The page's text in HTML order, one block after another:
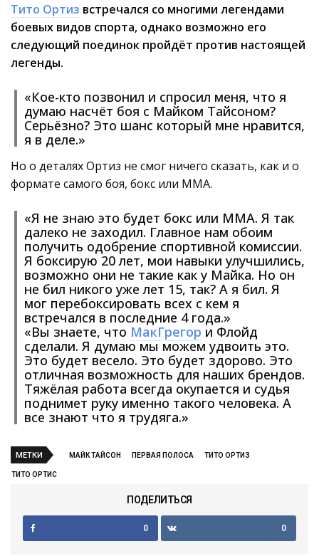
Тито Ортиз встречался со многими легендами
боевых видов спорта, однако возможно его
следующий поединок пройдёт против настоящей
легенды.
«Кое-кто позвонил и спросил меня, что я
думаю насчёт боя с Майком Тайсоном?
Серьёзно? Это шанс который мне нравится,
я в деле.»
Но о деталях Ортиз не смог ничего сказать, как и о
формате самого боя, бокс или ММА.
«Я не знаю это будет бокс или ММА. Я так
далеко не заходил. Главное нам обоим
получить одобрение спортивной комиссии.
Я боксирую 20 лет, мои навыки улучшились,
возможно они не такие как у Майка. Но он
не бил никого уже лет 15, так? А я бил. Я
мог перебоксировать всех с кем я
встречался в последние 4 года.»
«Вы знаете, что МакГрегор и Флойд
сделали. Я думаю мы можем удвоить это.
Это будет весело. Это будет здорово. Это
отличная возможность для наших брендов.
Тяжёлая работа всегда окупается и судья
поднимет руку именно такого человека. А
все знают что я трудяга.»
МЕТКИ МАЙК ТАЙСОН ПЕРВАЯ ПОЛОСА ТИТО ОРТИЗ
ТИТО ОРТИС
ПОДЕЛИТЬСЯ
0 0